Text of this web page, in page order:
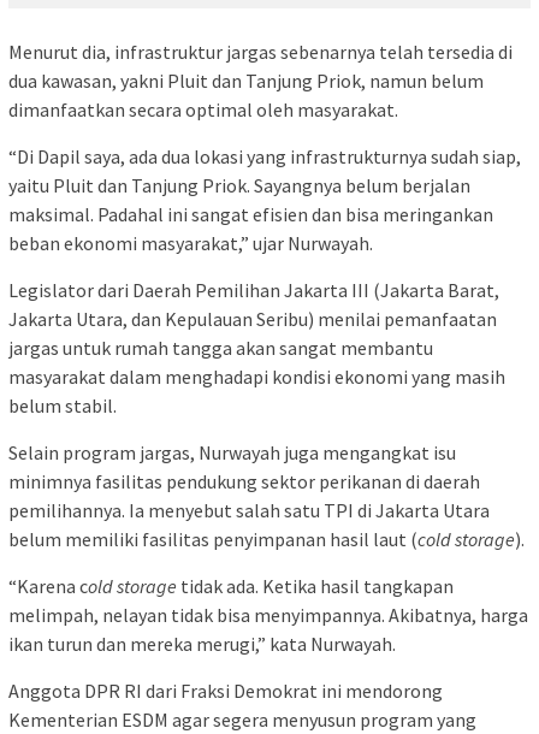
Menurut dia, infrastruktur jargas sebenarnya telah tersedia di
dua kawasan, yakni Pluit dan Tanjung Priok, namun belum
dimanfaatkan secara optimal oleh masyarakat.
“Di Dapil saya, ada dua lokasi yang infrastrukturnya sudah siap,
yaitu Pluit dan Tanjung Priok. Sayangnya belum berjalan
maksimal. Padahal ini sangat efisien dan bisa meringankan
beban ekonomi masyarakat,” ujar Nurwayah.
Legislator dari Daerah Pemilihan Jakarta III (Jakarta Barat,
Jakarta Utara, dan Kepulauan Seribu) menilai pemanfaatan
jargas untuk rumah tangga akan sangat membantu
masyarakat dalam menghadapi kondisi ekonomi yang masih
belum stabil.
Selain program jargas, Nurwayah juga mengangkat isu
minimnya fasilitas pendukung sektor perikanan di daerah
pemilihannya. Ia menyebut salah satu TPI di Jakarta Utara
belum memiliki fasilitas penyimpanan hasil laut (cold storage).
“Karena cold storage tidak ada. Ketika hasil tangkapan
melimpah, nelayan tidak bisa menyimpannya. Akibatnya, harga
ikan turun dan mereka merugi,” kata Nurwayah.
Anggota DPR RI dari Fraksi Demokrat ini mendorong
Kementerian ESDM agar segera menyusun program yang